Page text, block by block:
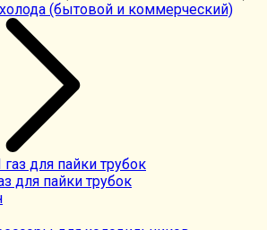
(бытовой и коммерческий)
для пайки трубок